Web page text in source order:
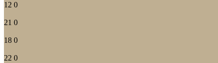
12 0
21 0
18 0
22 0